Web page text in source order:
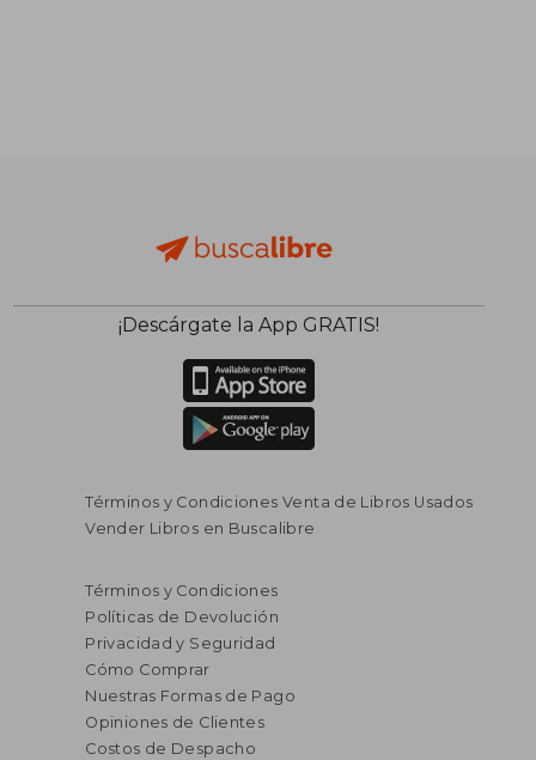
dcto. $ 90.900
¡Descárgate la App GRATIS!
Términos y Condiciones Venta de Libros Usados
Vender Libros en Buscalibre
Términos y Condiciones
Políticas de Devolución
Privacidad y Seguridad
Cómo Comprar
Nuestras Formas de Pago
Opiniones de Clientes
Costos de Despacho